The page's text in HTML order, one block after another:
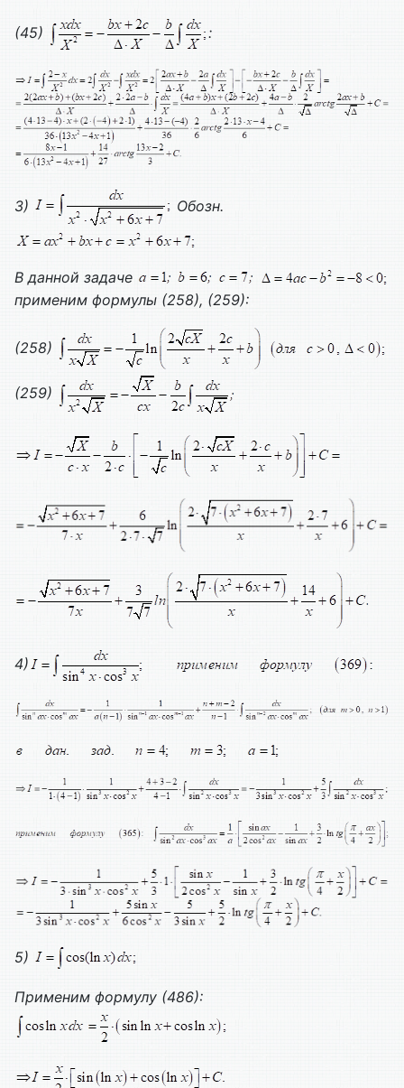
(45) :
3) Обозн.
В данной задаче
применим формулы (258), (259):
(258)
(259)
4)
5)
Применим формулу (486):